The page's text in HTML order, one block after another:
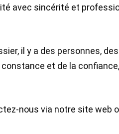
avec sincérité et
il y a des personnes,
constance et de la
nous via notre site web